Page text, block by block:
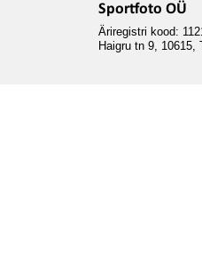
Sportfoto OÜ
Äriregistri kood:
Haigru tn 9, 10615,